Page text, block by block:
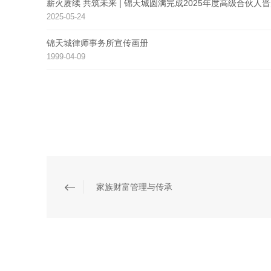
薪火赓续 共筑未来 | 锦天城圆满完成2025年度高级合伙人
2025-05-24
锦天城律师事务所宣传画册
1999-04-09
家族财富管理与传承